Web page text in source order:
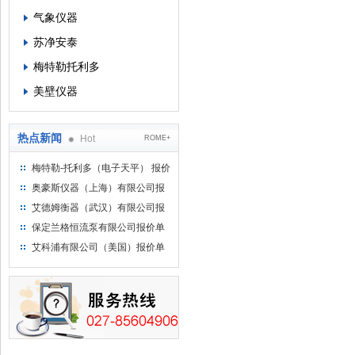
气象仪器
苏净安泰
梅特勒托利多
美壁仪器
热点新闻 Hot ROME+
梅特勒-托利多（电子天平） 报价
单
奥豪斯仪器（上海）有限公司报
价单
艾德姆衡器（武汉）有限公司报
价单
保定兰格恒流泵有限公司报价单
艾科浦有限公司（美国）报价单